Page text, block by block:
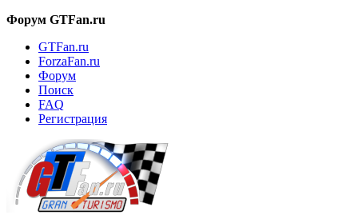
Форум GTFan.ru
GTFan.ru
ForzaFan.ru
Форум
Поиск
FAQ
Регистрация